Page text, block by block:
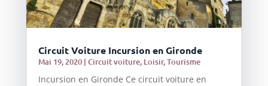
Circuit Voiture Incursion en Gironde
Mai 19, 2020| Circuit voiture, Loisir,Tourisme
Incursion en Gironde Ce circuit voiture en